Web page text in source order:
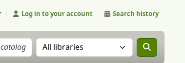
Log in to your account Search history
Search the catalog in: